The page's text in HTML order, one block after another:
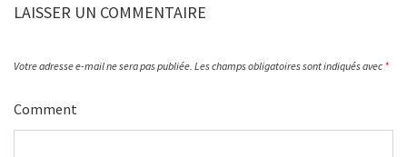
LAISSER UN COMMENTAIRE
Votre adresse e-mail ne sera pas publiée. Les champs obligatoires sont indiqués avec *
Comment